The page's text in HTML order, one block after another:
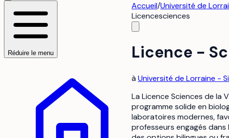
Réduire le menu
Accueil/Université de
Licencesciences
Licence -
à Université de Lorraine -
La Licence Sciences de la
programme solide en
laboratoires modernes,
professeurs engagés